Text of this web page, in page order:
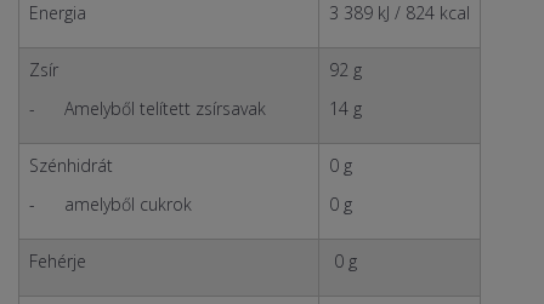
Energia 3 389 kJ / 824 kcal
Zsír
- Amelyből telített zsírsavak
92 g
14 g
Szénhidrát
- amelyből cukrok
0 g
0 g
Fehérje 0 g